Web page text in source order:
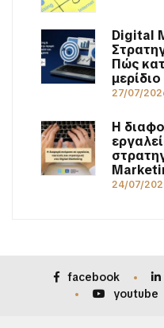
Digital
Πώς
27/07/
Η
24/07/
facebook
youtube